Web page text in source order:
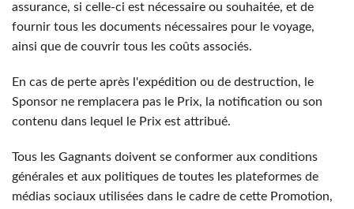
assurance, si celle-ci est nécessaire ou souhaitée, et de
fournir tous les documents nécessaires pour le voyage,
ainsi que de couvrir tous les coûts associés.
En cas de perte après l'expédition ou de destruction, le
Sponsor ne remplacera pas le Prix, la notification ou son
contenu dans lequel le Prix est attribué.
Tous les Gagnants doivent se conformer aux conditions
générales et aux politiques de toutes les plateformes de
médias sociaux utilisées dans le cadre de cette Promotion,